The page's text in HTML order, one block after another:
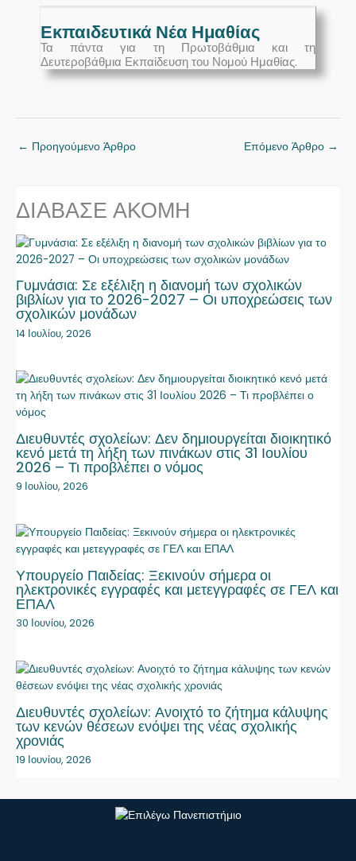
Εκπαιδευτικά Νέα Ημαθίας
Τα πάντα για τη Πρωτοβάθμια και τη
Δευτεροβάθμια Εκπαίδευση του Νομού Ημαθίας.
← Προηγούμενο Άρθρο Επόμενο Άρθρο →
ΔΙΑΒΑΣΕ ΑΚΟΜΗ
Γυμνάσια: Σε εξέλιξη η διανομή των σχολικών
βιβλίων για το 2026-2027 – Οι υποχρεώσεις των
σχολικών μονάδων
14 Ιουλίου, 2026
Διευθυντές σχολείων: Δεν δημιουργείται διοικητικό
κενό μετά τη λήξη των πινάκων στις 31 Ιουλίου
2026 – Τι προβλέπει ο νόμος
9 Ιουλίου, 2026
Υπουργείο Παιδείας: Ξεκινούν σήμερα οι
ηλεκτρονικές εγγραφές και μετεγγραφές σε ΓΕΛ και
ΕΠΑΛ
30 Ιουνίου, 2026
Διευθυντές σχολείων: Ανοιχτό το ζήτημα κάλυψης
των κενών θέσεων ενόψει της νέας σχολικής
χρονιάς
19 Ιουνίου, 2026